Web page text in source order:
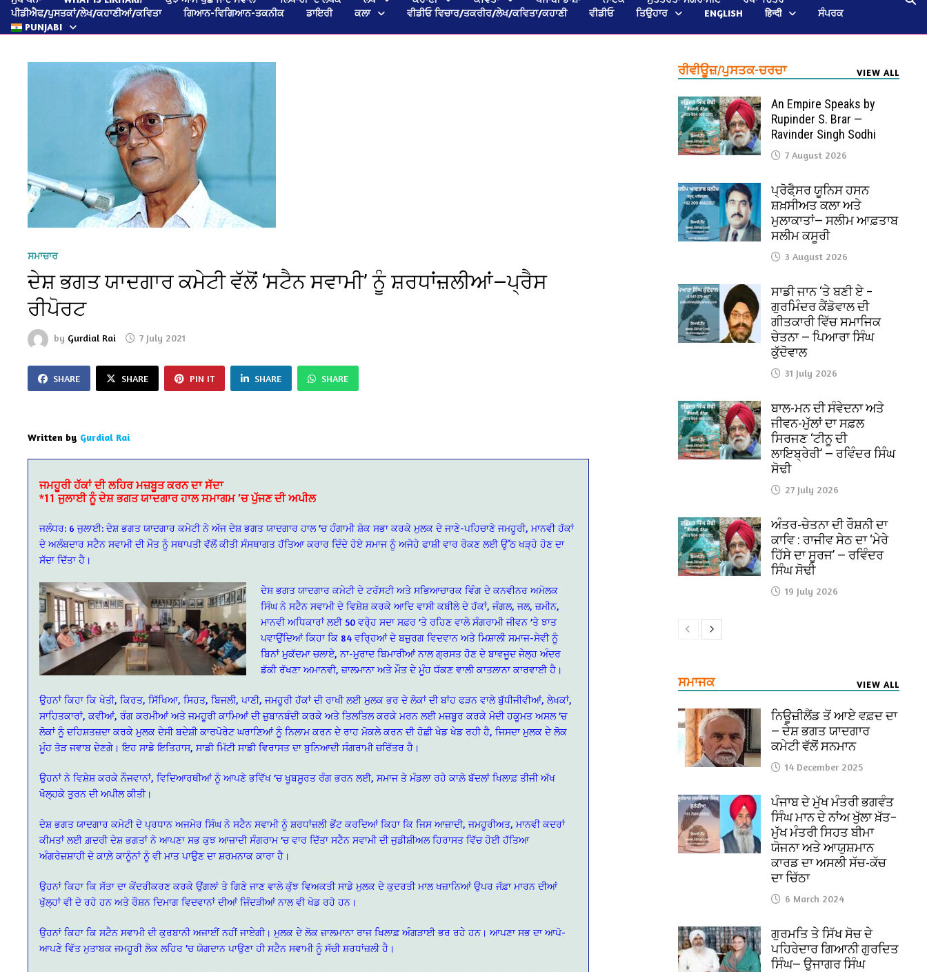
ਪੀਡੀਐਫ/ਪੁਸਤਕਾਂ/ਲੇਖ/ਕਹਾਣੀਆਂ/ਕਵਿਤਾ
ਗਿਆਨ-ਵਿਗਿਆਨ-ਤਕਨੀਕ ਡਾਇਰੀ ਕਲਾ ਵੀਡੀਓ ਵਿਚਾਰ/ਤਕਰੀਰ/ਲੇਖ/ਕਵਿਤਾ/ਕਹਾਣੀ ਵੀਡੀਓ ਤਿਉਹਾਰ ENGLISH हिन्दी
ਸੰਪਰਕ
PUNJABI
ਸਮਾਚਾਰ
ਦੇਸ਼ ਭਗਤ ਯਾਦਗਾਰ ਕਮੇਟੀ ਵੱਲੋਂ ‘ਸਟੈਨ ਸਵਾਮੀ’ ਨੂੰ ਸ਼ਰਧਾਂਜ਼ਲੀਆਂ—ਪ੍ਰੈਸ
ਰੀਪੋਰਟ
by Gurdial Rai 7 July 2021
SHARE SHARE PIN IT SHARE SHARE
Written by Gurdial Rai
ਜਮਹੂਰੀ ਹੱਕਾਂ ਦੀ ਲਹਿਰ ਮਜ਼ਬੂਤ ਕਰਨ ਦਾ ਸੱਦਾ
*11 ਜੁਲਾਈ ਨੂੰ ਦੇਸ਼ ਭਗਤ ਯਾਦਗਾਰ ਹਾਲ ਸਮਾਗਮ ’ਚ ਪੁੱਜਣ ਦੀ ਅਪੀਲ
ਜਲੰਧਰ: 6 ਜੁਲਾਈ: ਦੇਸ਼ ਭਗਤ ਯਾਦਗਾਰ ਕਮੇਟੀ ਨੇ ਅੱਜ ਦੇਸ਼ ਭਗਤ ਯਾਦਗਾਰ ਹਾਲ ’ਚ ਹੰਗਾਮੀ ਸ਼ੋਕ ਸਭਾ ਕਰਕੇ ਮੁਲਕ ਦੇ ਜਾਣੇ-ਪਹਿਚਾਣੇ ਜਮਹੂਰੀ, ਮਾਨਵੀ ਹੱਕਾਂ
ਦੇ ਅਲੰਬਦਾਰ ਸਟੈਨ ਸਵਾਮੀ ਦੀ ਮੌਤ ਨੂੰ ਸਥਾਪਤੀ ਵੱਲੋਂ ਕੀਤੀ ਸੰਸਥਾਗਤ ਹੱਤਿਆ ਕਰਾਰ ਦਿੰਦੇ ਹੋਏ ਸਮਾਜ ਨੂੰ ਅਜੇਹੇ ਫਾਸ਼ੀ ਵਾਰ ਰੋਕਣ ਲਈ ਉੱਠ ਖੜ੍ਹੇ ਹੋਣ ਦਾ
ਸੱਦਾ ਦਿੱਤਾ ਹੈ।
ਦੇਸ਼ ਭਗਤ ਯਾਦਗਾਰ ਕਮੇਟੀ ਦੇ ਟਰੱਸਟੀ ਅਤੇ ਸਭਿਆਚਾਰਕ ਵਿੰਗ ਦੇ ਕਨਵੀਨਰ ਅਮੋਲਕ
ਸਿੰਘ ਨੇ ਸਟੈਨ ਸਵਾਮੀ ਦੇ ਵਿਸ਼ੇਸ਼ ਕਰਕੇ ਆਦਿ ਵਾਸੀ ਕਬੀਲੇ ਦੇ ਹੱਕਾਂ, ਜੰਗਲ, ਜਲ, ਜ਼ਮੀਨ,
ਮਾਨਵੀ ਅਧਿਕਾਰਾਂ ਲਈ 50 ਵਰੇ੍ਹ ਸਦਾ ਸਫ਼ਰ ’ਤੇ ਰਹਿਣ ਵਾਲੇ ਸੰਗਰਾਮੀ ਜੀਵਨ ’ਤੇ ਝਾਤ
ਪਵਾਉਂਦਿਆਂ ਕਿਹਾ ਕਿ 84 ਵਰ੍ਹਿਆਂ ਦੇ ਬਜ਼ੁਰਗ ਵਿਦਵਾਨ ਅਤੇ ਮਿਸ਼ਾਲੀ ਸਮਾਜ-ਸੇਵੀ ਨੂੰ
ਬਿਨਾਂ ਮੁਕੱਦਮਾ ਚਲਾਏ, ਨਾ-ਮੁਰਾਦ ਬਿਮਾਰੀਆਂ ਨਾਲ ਗ੍ਰਸਤ ਹੋਣ ਦੇ ਬਾਵਜੂਦ ਜੇਲ੍ਹ ਅੰਦਰ
ਡੱਕੀ ਰੱਖਣਾ ਅਮਾਨਵੀ, ਜ਼ਾਲਮਾਨਾ ਅਤੇ ਮੌਤ ਦੇ ਮੂੰਹ ਧੱਕਣ ਵਾਲੀ ਕਾਤਲਾਨਾ ਕਾਰਵਾਈ ਹੈ।
ਉਹਨਾਂ ਕਿਹਾ ਕਿ ਖੇਤੀ, ਕਿਰਤ, ਸਿੱਖਿਆ, ਸਿਹਤ, ਬਿਜਲੀ, ਪਾਣੀ, ਜਮਹੂਰੀ ਹੱਕਾਂ ਦੀ ਰਾਖੀ ਲਈ ਮੁਲਕ ਭਰ ਦੇ ਲੋਕਾਂ ਦੀ ਬਾਂਹ ਫੜਨ ਵਾਲੇ ਬੁੱਧੀਜੀਵੀਆਂ, ਲੇਖਕਾਂ,
ਸਾਹਿਤਕਾਰਾਂ, ਕਵੀਆਂ, ਰੰਗ ਕਰਮੀਆਂ ਅਤੇ ਜਮਹੂਰੀ ਕਾਮਿਆਂ ਦੀ ਜ਼ੁਬਾਨਬੰਦੀ ਕਰਕੇ ਅਤੇ ਤਿਲਤਿਲ ਕਰਕੇ ਮਰਨ ਲਈ ਮਜ਼ਬੂਰ ਕਰਕੇ ਮੋਦੀ ਹਕੂਮਤ ਅਸਲ ’ਚ
ਲੋਕਾਂ ਨੂੰ ਦਹਿਸ਼ਤਜ਼ਦਾ ਕਰਕੇ ਮੁਲਕ ਦੇਸੀ ਬਦੇਸ਼ੀ ਕਾਰਪੋਰੇਟ ਘਰਾਣਿਆਂ ਨੂੰ ਨਿਲਾਮ ਕਰਨ ਦੇ ਰਾਹ ਮੋਕਲੇ ਕਰਨ ਦੀ ਹੋਛੀ ਖੇਡ ਖੇਡ ਰਹੀ ਹੈ, ਜਿਸਦਾ ਮੁਲਕ ਦੇ ਲੋਕ
ਮੂੰਹ ਤੋੜ ਜਵਾਬ ਦੇਣਗੇ। ਇਹ ਸਾਡੇ ਇਤਿਹਾਸ, ਸਾਡੀ ਮਿੱਟੀ ਸਾਡੀ ਵਿਰਾਸਤ ਦਾ ਬੁਨਿਆਦੀ ਸੰਗਰਾਮੀ ਚਰਿੱਤਰ ਹੈ।
ਉਹਨਾਂ ਨੇ ਵਿਸ਼ੇਸ਼ ਕਰਕੇ ਨੌਜਵਾਨਾਂ, ਵਿਦਿਆਰਥੀਆਂ ਨੂੰ ਆਪਣੇ ਭਵਿੱਖ ’ਚ ਖੂਬਸੂਰਤ ਰੰਗ ਭਰਨ ਲਈ, ਸਮਾਜ ਤੇ ਮੰਡਲਾ ਰਹੇ ਕਾਲ਼ੇ ਬੱਦਲਾਂ ਖਿਲਾਫ਼ ਤੀਜੀ ਅੱਖ
ਖੋਲ੍ਹਕੇ ਤੁਰਨ ਦੀ ਅਪੀਲ ਕੀਤੀ।
ਦੇਸ਼ ਭਗਤ ਯਾਦਗਾਰ ਕਮੇਟੀ ਦੇ ਪ੍ਰਧਾਨ ਅਜਮੇਰ ਸਿੰਘ ਨੇ ਸਟੈਨ ਸਵਾਮੀ ਨੂੰ ਸ਼ਰਧਾਂਜ਼ਲੀ ਭੇਂਟ ਕਰਦਿਆਂ ਕਿਹਾ ਕਿ ਜਿਸ ਆਜ਼ਾਦੀ, ਜਮਹੂਰੀਅਤ, ਮਾਨਵੀ ਕਦਰਾਂ
ਕੀਮਤਾਂ ਲਈ ਗ਼ਦਰੀ ਦੇਸ਼ ਭਗਤਾਂ ਨੇ ਆਪਣਾ ਸਭ ਕੁਝ ਆਜ਼ਾਦੀ ਸੰਗਰਾਮ ’ਚ ਵਾਰ ਦਿੱਤਾ ਸਟੈਨ ਸਵਾਮੀ ਦੀ ਜੁਡੀਸ਼ੀਅਲ ਹਿਰਾਸਤ ਵਿੱਚ ਹੋਈ ਹੱਤਿਆ
ਅੰਗਰੇਜ਼ਸ਼ਾਹੀ ਦੇ ਕਾਲ਼ੇ ਕਾਨੂੰਨਾਂ ਨੂੰ ਵੀ ਮਾਤ ਪਾਉਣ ਦਾ ਸ਼ਰਮਨਾਕ ਕਾਰਾ ਹੈ।
ਉਹਨਾਂ ਕਿਹਾ ਕਿ ਸੱਤਾ ਦਾ ਕੇਂਦਰੀਕਰਣ ਕਰਕੇ ਉਂਗਲਾਂ ਤੇ ਗਿਣੇ ਜਾਣ ਵਾਲੇ ਕੁੱਝ ਵਿਅਕਤੀ ਸਾਡੇ ਮੁਲਕ ਦੇ ਕੁਦਰਤੀ ਮਾਲ ਖਜ਼ਾਨਿਆਂ ਉਪਰ ਜੱਫ਼ਾ ਮਾਰਨ ਦੀਆਂ
ਖੁੱਲ੍ਹਾਂ ਵੀ ਦੇ ਰਹੇ ਹਨ ਅਤੇ ਰੌਸ਼ਨ ਦਿਮਾਗ ਵਿਦਵਾਨਾਂ ਦੀਆਂ ਜਿੰਦੜੀਆਂ ਨਾਲ ਵੀ ਖੇਡ ਰਹੇ ਹਨ।
ਉਹਨਾਂ ਕਿਹਾ ਕਿ ਸਟੈਨ ਸਵਾਮੀ ਦੀ ਕੁਰਬਾਨੀ ਅਜਾਈਂਂ ਨਹੀਂ ਜਾਏਗੀ। ਮੁਲਕ ਦੇ ਲੋਕ ਜ਼ਾਲਮਾਨਾ ਰਾਜ ਖਿਲਾਫ਼ ਅੰਗੜਾਈ ਭਰ ਰਹੇ ਹਨ। ਆਪਣਾ ਸਭ ਦਾ ਆਪੋ-
ਆਪਣੇ ਵਿੱਤ ਮੁਤਾਬਕ ਜਮਹੂਰੀ ਲੋਕ ਲਹਿਰ ’ਚ ਯੋਗਦਾਨ ਪਾਉਣਾ ਹੀ ਸਟੈਨ ਸਵਾਮੀ ਨੂੰ ਸੱਚੀ ਸ਼ਰਧਾਂਜ਼ਲੀ ਹੈ।
ਰੀਵੀਊਜ਼/ਪੁਸਤਕ-ਚਰਚਾ VIEW ALL
An Empire Speaks by
Rupinder S. Brar —
Ravinder Singh Sodhi
7 August 2026
ਪ੍ਰੋਫੈ਼ਸਰ ਯੂਨਿਸ ਹਸਨ
ਸ਼ਖ਼ਸੀਅਤ ਕਲਾ ਅਤੇ
ਮੁਲਾਕਾਤਾਂ— ਸਲੀਮ ਆਫ਼ਤਾਬ
ਸਲੀਮ ਕਸੂਰੀ
3 August 2026
ਸਾਡੀ ਜਾਨ ‘ਤੇ ਬਣੀ ਏ –
ਗੁਰਮਿੰਦਰ ਕੈਂਡੋਵਾਲ ਦੀ
ਗੀਤਕਾਰੀ ਵਿੱਚ ਸਮਾਜਿਕ
ਚੇਤਨਾ — ਪਿਆਰਾ ਸਿੰਘ
ਕੁੱਦੋਵਾਲ
31 July 2026
ਬਾਲ-ਮਨ ਦੀ ਸੰਵੇਦਨਾ ਅਤੇ
ਜੀਵਨ-ਮੁੱਲਾਂ ਦਾ ਸਫ਼ਲ
ਸਿਰਜਣ ‘ਟੀਨੂ ਦੀ
ਲਾਇਬ੍ਰੇਰੀ’ — ਰਵਿੰਦਰ ਸਿੰਘ
ਸੋਢੀ
27 July 2026
ਅੰਤਰ-ਚੇਤਨਾ ਦੀ ਰੌਸ਼ਨੀ ਦਾ
ਕਾਵਿ : ਰਾਜੀਵ ਸੇਠ ਦਾ ‘ਮੇਰੇ
ਹਿੱਸੇ ਦਾ ਸੂਰਜ’ — ਰਵਿੰਦਰ
ਸਿੰਘ ਸੋਢੀ
19 July 2026
ਸਮਾਜਕ VIEW ALL
ਨਿਊਜ਼ੀਲੈਂਡ ਤੋਂ ਆਏ ਵਫ਼ਦ ਦਾ
— ਦੇਸ਼ ਭਗਤ ਯਾਦਗਾਰ
ਕਮੇਟੀ ਵੱਲੋਂ ਸਨਮਾਨ
14 December 2025
ਪੰਜਾਬ ਦੇ ਮੁੱਖ ਮੰਤਰੀ ਭਗਵੰਤ
ਸਿੰਘ ਮਾਨ ਦੇ ਨਾਂਅ ਖੁੱਲਾ ਖ਼ੱਤ–
ਮੁੱਖ ਮੰਤਰੀ ਸਿਹਤ ਬੀਮਾ
ਯੋਜਨਾ ਅਤੇ ਆਯੁਸ਼ਮਾਨ
ਕਾਰਡ ਦਾ ਅਸਲੀ ਸੱਚ-ਕੱਚ
ਦਾ ਚਿੱਠਾ
6 March 2024
ਗੁਰਮਤਿ ਤੇ ਸਿੱਖ ਸੋਚ ਦੇ
ਪਹਿਰੇਦਾਰ ਗਿਆਨੀ ਗੁਰਦਿਤ
ਸਿੰਘ— ਉਜਾਗਰ ਸਿੰਘ